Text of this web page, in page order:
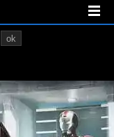
ok